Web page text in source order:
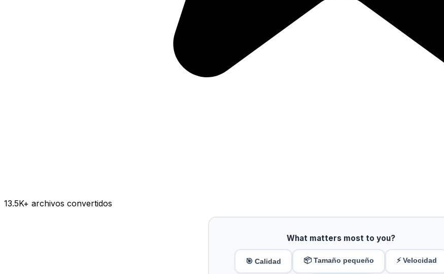
13.5K+ archivos convertidos
What matters most to you?
🎯 Calidad 📦 Tamaño pequeño ⚡ Velocidad